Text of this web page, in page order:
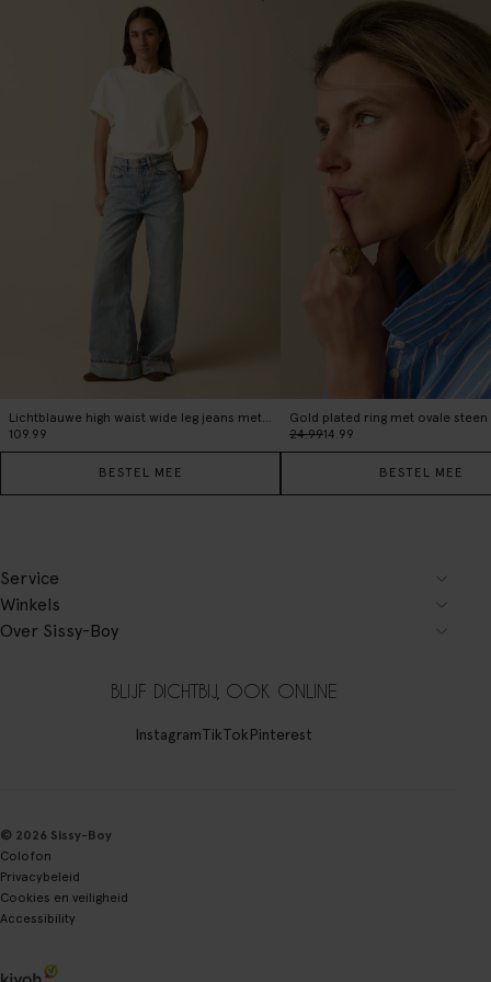
109.99
BESTEL MEE
Gold plated ring met ovale steen
24.9914.99
BESTEL MEE
Service
Winkels
Over Sissy-Boy
BLIJF DICHTBIJ, OOK ONLINE
InstagramTikTokPinterest
© 2026 Sissy-Boy
Colofon
Privacybeleid
Cookies en veiligheid
Accessibility